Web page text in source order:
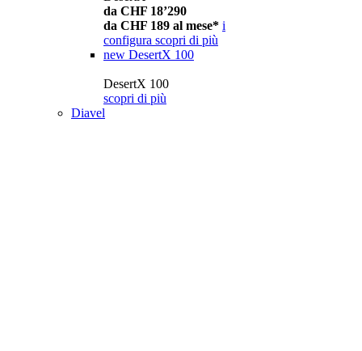
da CHF 18’290
da CHF 189 al mese* i
configura scopri di più
new DesertX 100
DesertX 100
scopri di più
Diavel